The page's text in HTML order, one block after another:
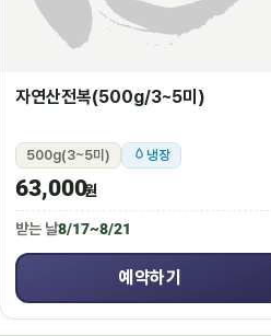
자연산전복(500g/3~5미)
500g(3~5미) 냉장
63,000원
받는 날8/17~8/21
예약하기